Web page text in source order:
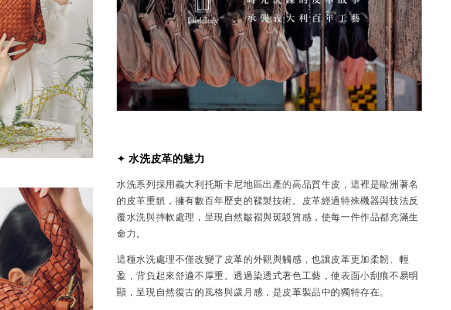
✦ 水洗皮革的魅力
水洗系列採用義大利托斯卡尼地區出產的高品質牛皮，這裡是歐洲著名
的皮革重鎮，擁有數百年歷史的鞣製技術。皮革經過特殊機器與技法反
覆水洗與摔軟處理，呈現自然皺褶與斑駁質感，使每一件作品都充滿生
命力。
這種水洗處理不僅改變了皮革的外觀與觸感，也讓皮革更加柔韌、輕
盈，背負起來舒適不厚重。透過染透式著色工藝，使表面小刮痕不易明
顯，呈現自然復古的風格與歲月感，是皮革製品中的獨特存在。